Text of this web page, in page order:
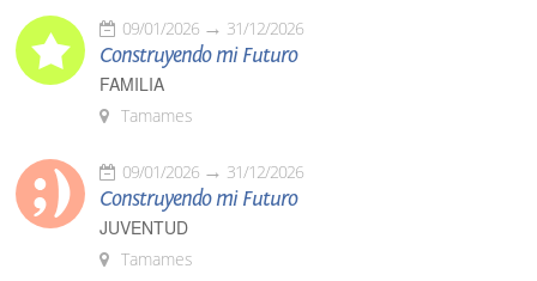
09/01/2026 31/12/2026
Construyendo mi Futuro
FAMILIA
Tamames
09/01/2026 31/12/2026
Construyendo mi Futuro
JUVENTUD
Tamames